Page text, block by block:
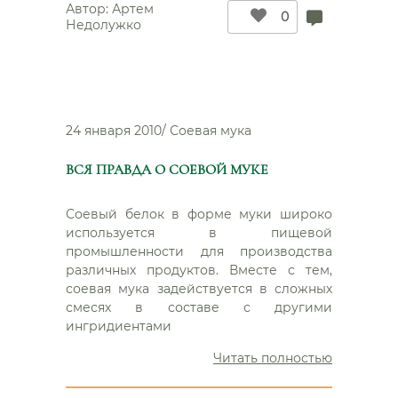
Автор: Артем
Недолужко
0
24 января 2010/ Соевая мука
ВСЯ ПРАВДА О СОЕВОЙ МУКЕ
Соевый белок в форме муки широко
используется в пищевой
промышленности для производства
различных продуктов. Вместе с тем,
соевая мука задействуется в сложных
смесях в составе с другими
ингридиентами
Читать полностью“Вся